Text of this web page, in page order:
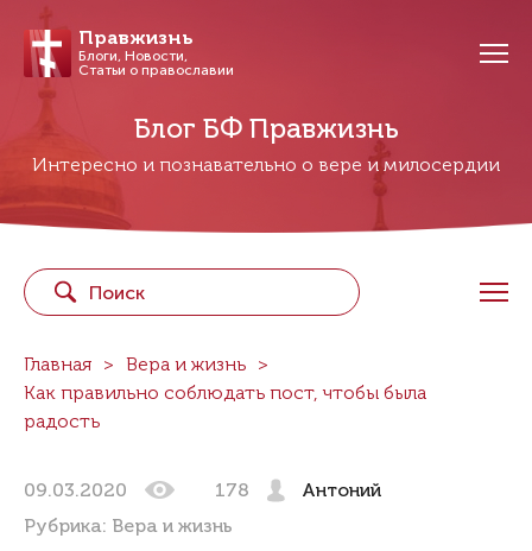
Правжизнь
Блоги, Новости,
Статьи о православии
Блог БФ Правжизнь
Интересно и познавательно о вере и милосердии
Главная
Вера и жизнь
Как правильно соблюдать пост, чтобы была
радость
09.03.2020 178
Антоний
Рубрика: Вера и жизнь